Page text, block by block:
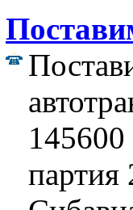
145600
партия